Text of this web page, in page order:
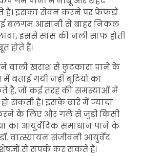
हैं। इसका सेवन करने पर फेफड़ों
बलगम आसानी से बाहर निकल
इससे सांस की नली साफ होती
होते हैं।
वाली खराश से छुटकारा पाने के
बताई गयी जड़ी बूटियों का
हैं, जो कई तरह की समस्याओं में
सकती हैं। इसके बारे में ज्यादा
करने के लिए और गले से जुड़ी किसी
का आयुर्वेदिक समाधान पाने के
वात्स्यायन संजीवनी आयुर्वेद
से संपर्क कर सकते हैं।